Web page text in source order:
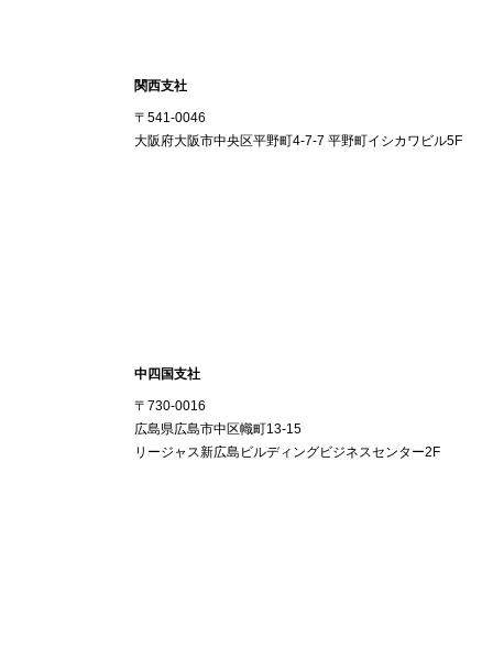
関西支社
〒541-0046
大阪府大阪市中央区平野町4-7-7 平野町イシカワビル5F
中四国支社
〒730-0016
広島県広島市中区幟町13-15
リージャス新広島ビルディングビジネスセンター2F